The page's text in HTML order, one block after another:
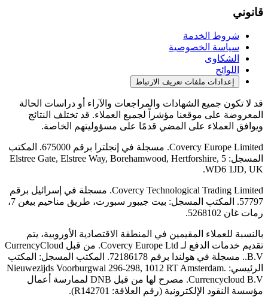
قانوني
شروط الخدمة
سياسة الخصوصية
الشكاوى
اللوائح
إعدادات ملفات تعريف الارتباط
قد لا تكون جميع الشهادات والمراجعات والآراء أو دراسات الحالة
المعروضة على موقعنا مؤشراً لجميع العملاء. قد تختلف النتائج
ويوافق العملاء على المضي قدمًا على مسؤوليتهم الخاصة.
Covercy Europe Limited. مسجلة في إنجلترا برقم 675000. المكتب
المسجل: 5 Elstree Gate, Elstree Way, Borehamwood, Hertforshire,
WD6 1JD, UK.
Covercy Technological Trading Limited. مسجلة في إسرائيل برقم
57797. المكتب المسجل: بيت جيبور سبورت، طريق مناحيم بيغن 7،
رمات غان 5268102.
بالنسبة للعملاء المقيمين في المنطقة الاقتصادية الأوروبية، يتم
تقديم خدمات الدفع لـ Covercy Europe Ltd. من قبل CurrencyCloud
B.V.. مسجلة في هولندا برقم 72186178. المكتب المسجل: المكتب
الرئيسي: Nieuwezijds Voorburgwal 296-298, 1012 RT Amsterdam.
Currencycloud B.V. مصرح لها من قبل DNB لممارسة أعمال
مؤسسة النقود الإلكترونية (رقم العلاقة: R142701).